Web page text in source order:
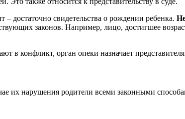
достаточно свидетельства о рождении ребенка.
законов. Например, лицо, достигшее
в конфликт, орган опеки назначает
их нарушения родители всеми законными